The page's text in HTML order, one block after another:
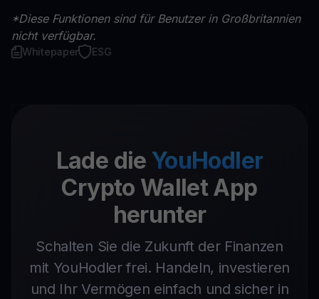
*Diese Funktionen sind für Benutzer in Großbritannien
nicht verfügbar.
Whitepaper ESG
Lade die YouHodler
Crypto Wallet App
herunter
Schalten Sie die Zukunft der Finanzen
mit YouHodler frei. Handeln, investieren
und Ihr Vermögen einfach und sicher in